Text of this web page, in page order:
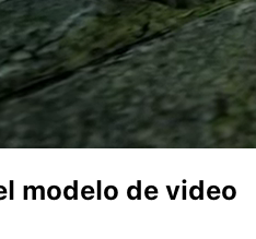
modelo de video